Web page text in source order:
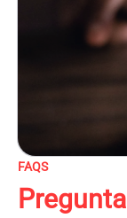
FAQS